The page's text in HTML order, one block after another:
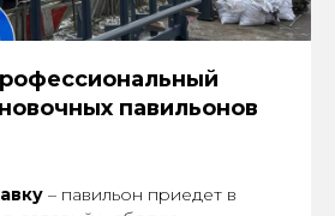
павильонов
– павильон приедет в